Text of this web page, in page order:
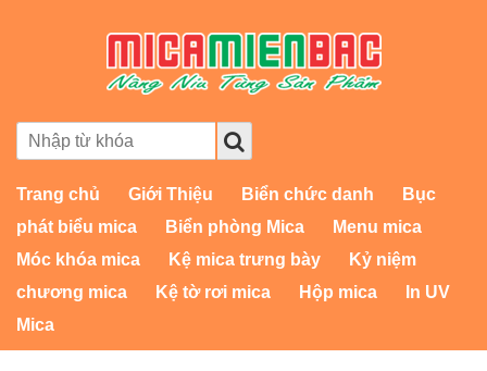
Trang chủ Giới Thiệu Biển chức danh
Bục
phát biểu mica
Biển phòng Mica
Menu mica
Móc khóa mica
Kệ mica trưng bày
Kỷ niệm
chương mica
Kệ tờ rơi mica Hộp mica
In UV
Mica